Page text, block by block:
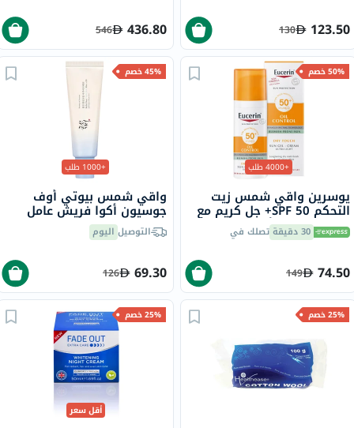
123.50
130
436.80
546
50% خصم
+4000 طلب
يوسرين واقي شمس زيت
التحكم SPF 50+ جل كريم مع
لمسة جافة وتأثير مضاد
لللمعان للبشرة المعرضة
30 دقيقة تصلك في
74.50
149
45% خصم
+1000 طلب
واقي شمس بيوتي أوف
جوسيون أكوا فريش عامل
PA++++، 50 مل
التوصيل اليوم
69.30
126
25% خصم 25% خصم
أقل سعر